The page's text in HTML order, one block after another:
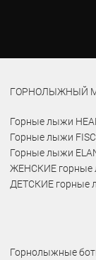
ГОРНОЛЫЖНЫЙ
Горные лыжи
Горные лыжи
Горные лыжи
ЖЕНСКИЕ горные
ДЕТСКИЕ горные
Горнолыжные